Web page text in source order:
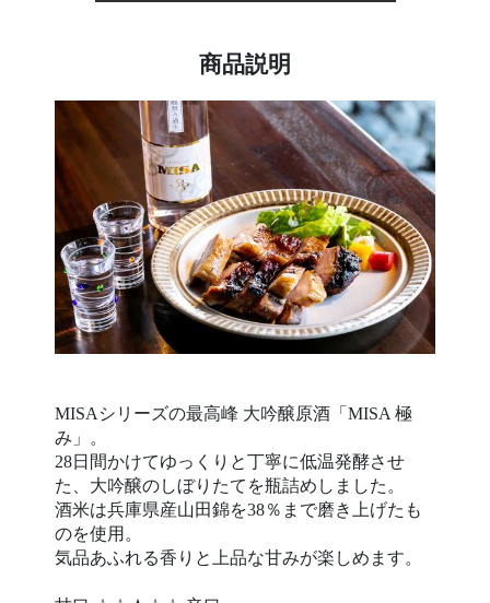
商品説明
MISAシリーズの最高峰 大吟醸原酒「MISA 極
み」。
28日間かけてゆっくりと丁寧に低温発酵させ
た、大吟醸のしぼりたてを瓶詰めしました。
酒米は兵庫県産山田錦を38％まで磨き上げたも
のを使用。
気品あふれる香りと上品な甘みが楽しめます。